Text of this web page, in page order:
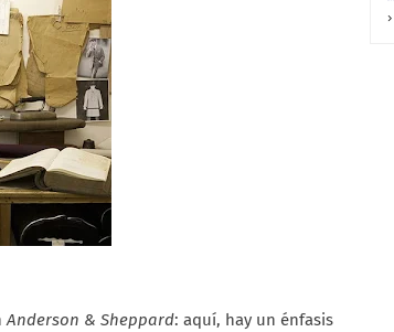
Anderson & Sheppard: aquí, hay un énfasis